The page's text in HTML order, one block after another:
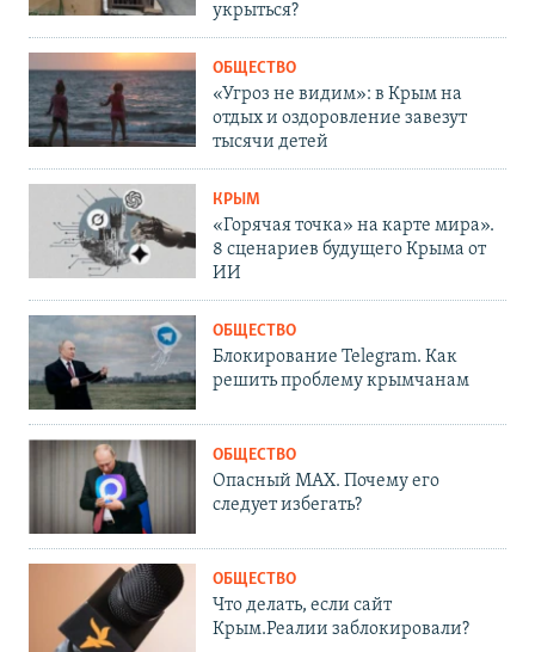
укрыться?
ОБЩЕСТВО
«Угроз не видим»: в Крым на
отдых и оздоровление завезут
тысячи детей
КРЫМ
«Горячая точка» на карте мира».
8 сценариев будущего Крыма от
ИИ
ОБЩЕСТВО
Блокирование Telegram. Как
решить проблему крымчанам
ОБЩЕСТВО
Опасный MAX. Почему его
следует избегать?
ОБЩЕСТВО
Что делать, если сайт
Крым.Реалии заблокировали?